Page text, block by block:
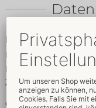
Daten
Farbe: schwarz
Material:
100%
Zur Materialkunde
Größe